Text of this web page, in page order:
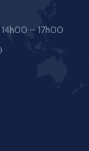
– 17h00